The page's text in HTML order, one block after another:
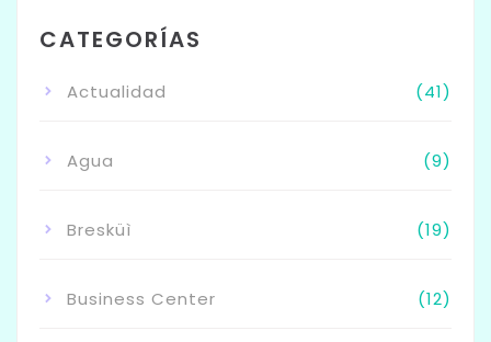
CATEGORÍAS
Actualidad (41)
Agua (9)
Bresküì (19)
Business Center (12)